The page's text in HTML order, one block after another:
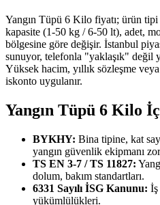
Yangın Tüpü 6 Kilo fiyatı; ürün
kapasite (1-50 kg / 6-50 lt), adet,
bölgesine göre değişir. İstanbul
sunuyor, telefonla "yaklaşık" değil
Yüksek hacim, yıllık sözleşme
iskonto uygulanır.
Yangın Tüpü 6 Kilo
BYKHY: Bina tipine, kat
yangın güvenlik ekipmanı
TS EN 3-7 / TS 11827:
dolum, bakım standartları.
6331 Sayılı İSG Kanunu: İş
yükümlülükleri.